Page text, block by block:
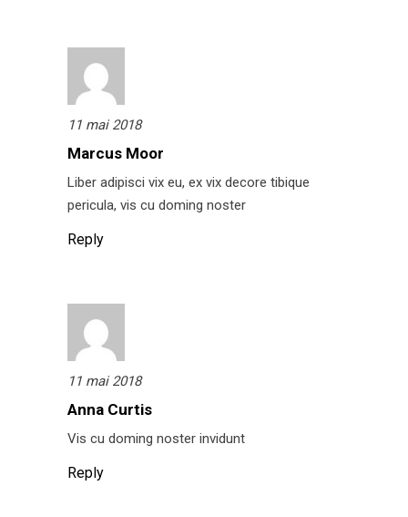
11 mai 2018
Marcus Moor
Liber adipisci vix eu, ex vix decore tibique
pericula, vis cu doming noster
Reply
11 mai 2018
Anna Curtis
Vis cu doming noster invidunt
Reply